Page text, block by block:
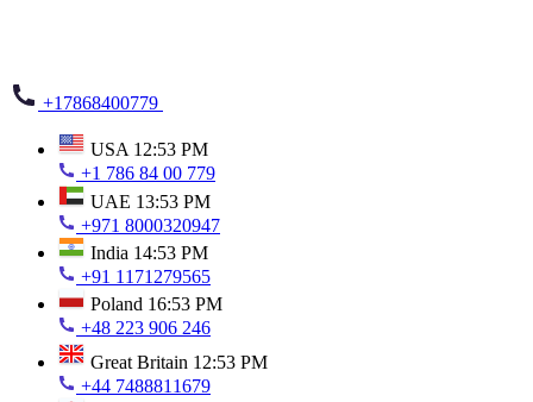
+17868400779
USA 12:53 PM
+1 786 84 00 779
UAE 13:53 PM
+971 8000320947
India 14:53 PM
+91 1171279565
Poland 16:53 PM
+48 223 906 246
Great Britain 12:53 PM
+44 7488811679